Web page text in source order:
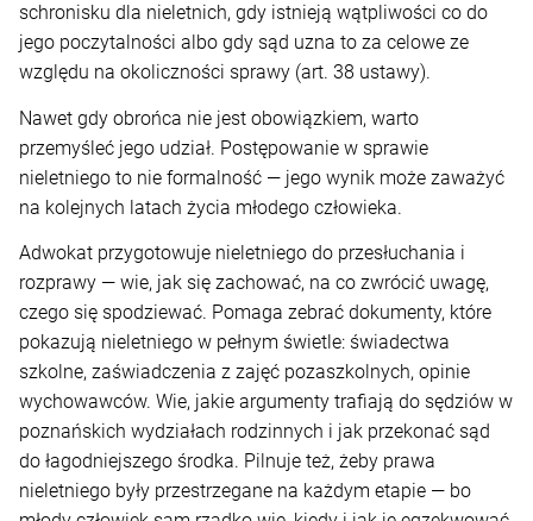
schronisku dla nieletnich, gdy istnieją wątpliwości co do
jego poczytalności albo gdy sąd uzna to za celowe ze
względu na okoliczności sprawy (art. 38 ustawy).
Nawet gdy obrońca nie jest obowiązkiem, warto
przemyśleć jego udział. Postępowanie w sprawie
nieletniego to nie formalność — jego wynik może zaważyć
na kolejnych latach życia młodego człowieka.
Adwokat przygotowuje nieletniego do przesłuchania i
rozprawy — wie, jak się zachować, na co zwrócić uwagę,
czego się spodziewać. Pomaga zebrać dokumenty, które
pokazują nieletniego w pełnym świetle: świadectwa
szkolne, zaświadczenia z zajęć pozaszkolnych, opinie
wychowawców. Wie, jakie argumenty trafiają do sędziów w
poznańskich wydziałach rodzinnych i jak przekonać sąd
do łagodniejszego środka. Pilnuje też, żeby prawa
nieletniego były przestrzegane na każdym etapie — bo